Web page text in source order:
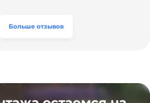
кто ищет надёжных
Больше отзывов